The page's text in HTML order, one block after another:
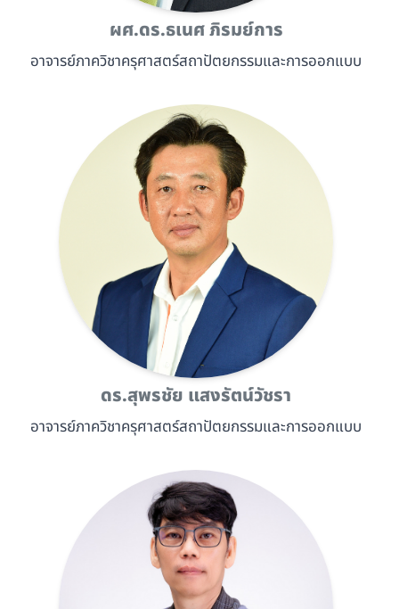
ผศ.ดร.ธเนศ ภิรมย์การ
อาจารย์ภาควิชาครุศาสตร์สถาปัตยกรรมและการออกแบบ
ดร.สุพรชัย แสงรัตน์วัชรา
อาจารย์ภาควิชาครุศาสตร์สถาปัตยกรรมและการออกแบบ